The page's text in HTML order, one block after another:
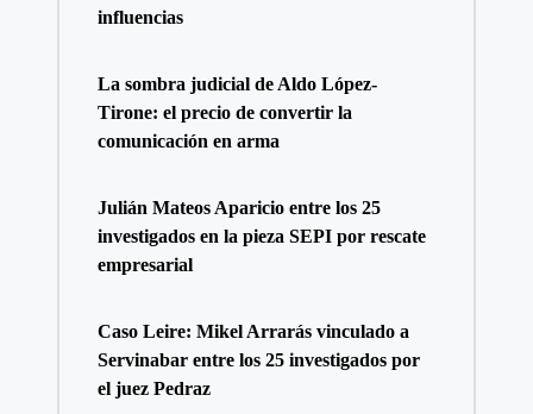
influencias
La sombra judicial de Aldo López-
Tirone: el precio de convertir la
comunicación en arma
Julián Mateos Aparicio entre los 25
investigados en la pieza SEPI por rescate
empresarial
Caso Leire: Mikel Arrarás vinculado a
Servinabar entre los 25 investigados por
el juez Pedraz